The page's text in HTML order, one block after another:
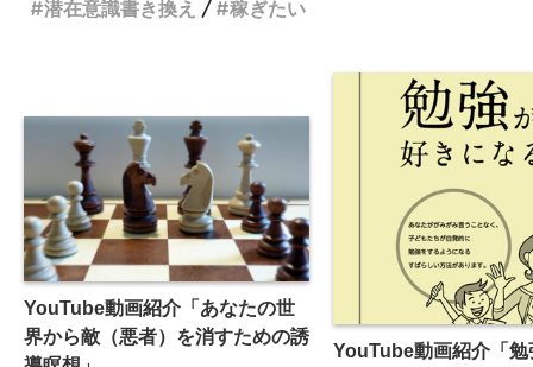
潜在意識書き換え
稼ぎたい
YouTube動画紹介「あなたの世
界から敵（悪者）を消すための誘
YouTube動画紹介「勉